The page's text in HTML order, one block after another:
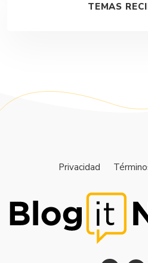
TEMAS
Privacidad